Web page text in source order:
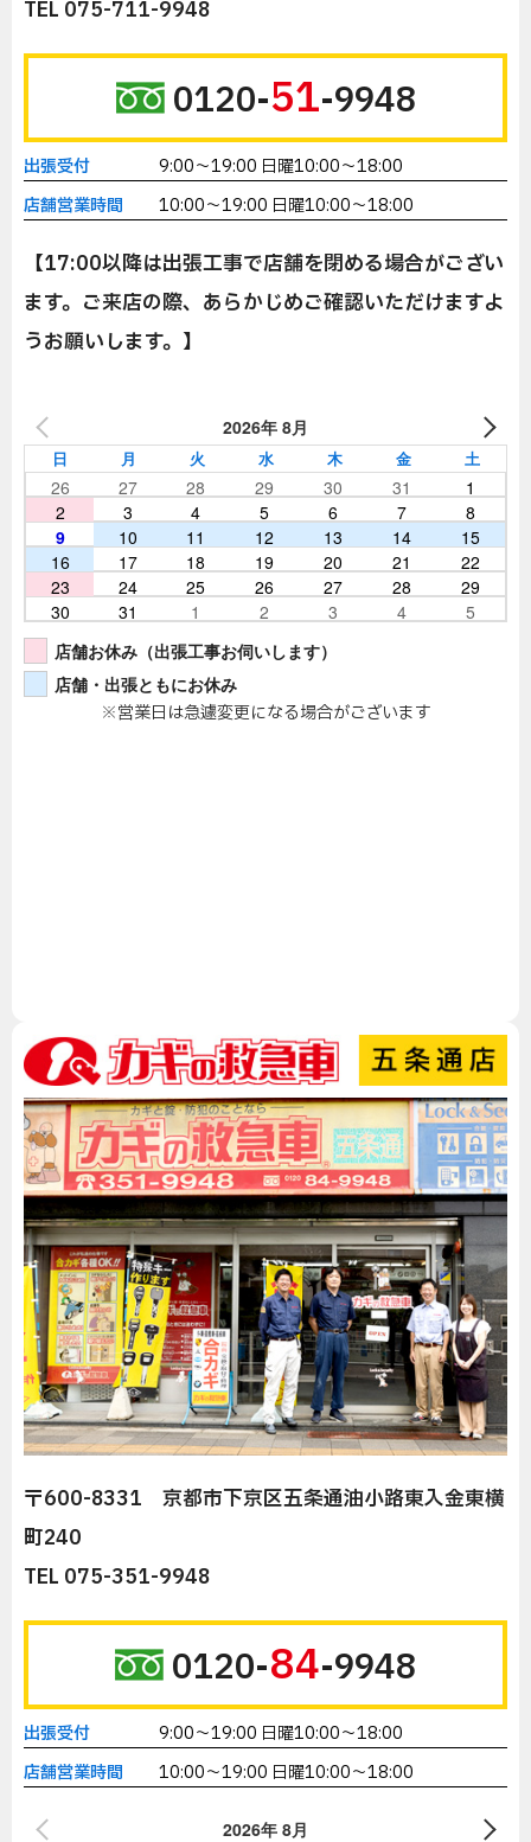
TEL 075-711-9948
0120-51-9948
出張受付
9:00～19:00 日曜10:00～18:00
店舗営業時間
10:00～19:00 日曜10:00～18:00
【17:00以降は出張工事で店舗を閉める場合がござい
ます。ご来店の際、あらかじめご確認いただけますよ
うお願いします。】
2026年 8月
日 月 火 水 木 金 土
26 27 28 29 30 31
1
2
3 4 5 6 7
8
9
10 11 12 13 14
15
16
17 18 19 20 21
22
23
24 25 26 27 28
29
30
31 1 2 3 4
5
店舗お休み（出張工事お伺いします）
店舗・出張ともにお休み
※営業日は急遽変更になる場合がございます
〒600-8331 京都市下京区五条通油小路東入金東横
町240
TEL 075-351-9948
0120-84-9948
出張受付
9:00～19:00 日曜10:00～18:00
店舗営業時間
10:00～19:00 日曜10:00～18:00
2026年 8月